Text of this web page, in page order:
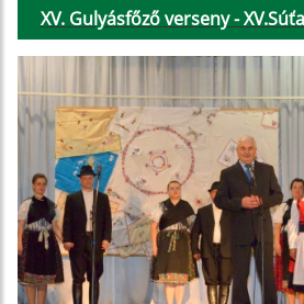
XV. Gulyásfőző verseny -